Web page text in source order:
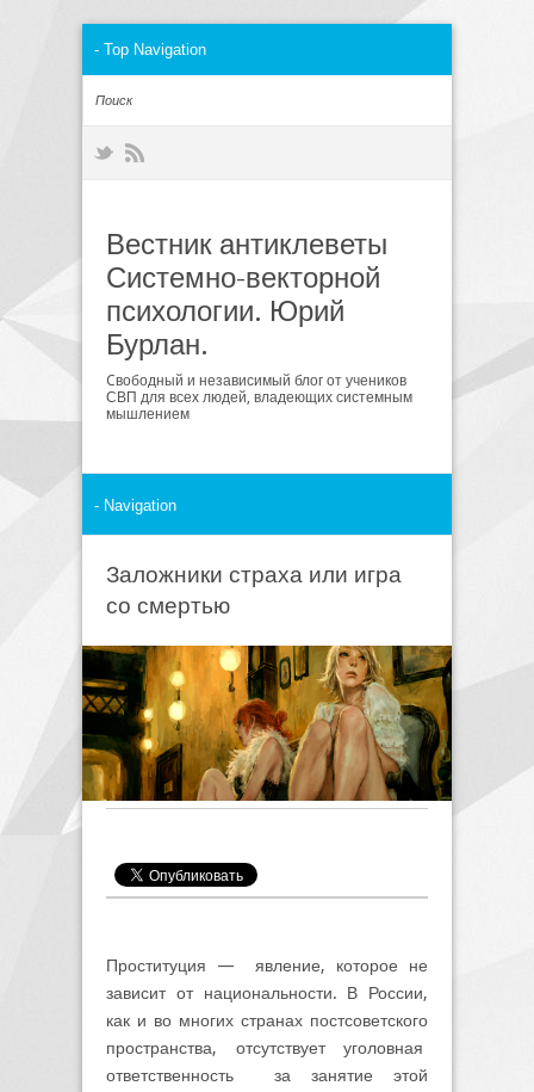
Вестник антиклеветы
Системно-векторной
психологии. Юрий
Бурлан.
Cвободный и независимый блог от учеников
СВП для всех людей, владеющих системным
мышлением
Заложники страха или игра
со смертью
Проституция — явление, которое не
зависит от национальности. В России,
как и во многих странах постсоветского
пространства, отсутствует уголовная
ответственность за занятие этой